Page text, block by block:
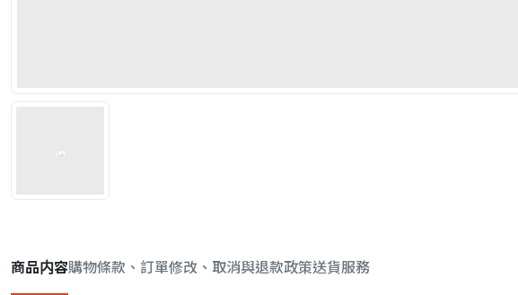
商品内容購物條款、訂單修改、取消與退款政策送貨服務